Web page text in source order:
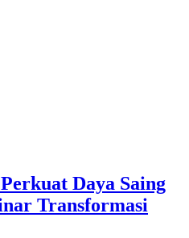
Daya Saing
Transformasi